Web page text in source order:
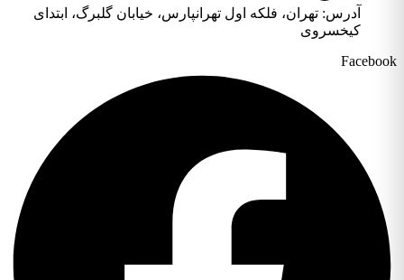
آدرس: تهران، فلکه اول تهرانپارس، خیابان گلبرگ، ابتدای
کیخسروی
Facebook